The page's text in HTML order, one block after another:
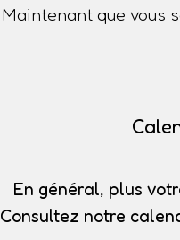
Maintenant que vous
En général, plus
Consultez notre